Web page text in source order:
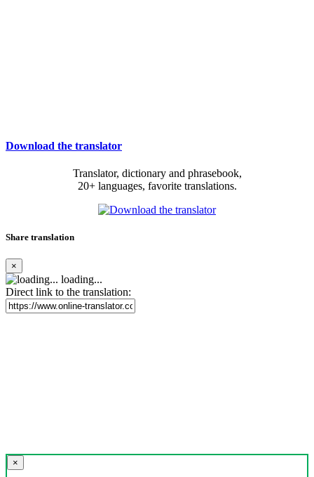
Download the translator
Translator, dictionary and phrasebook,
20+ languages, favorite translations.
Share translation
×
loading...
Direct link to the translation:
×